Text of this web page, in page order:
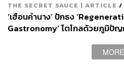
ก่อนเข้าจานหลักเราเบรกด้วย ต้
สูตรโบราณที่คั่วพริก คั่วข่า ก่อน
หอมมากยิ่งขึ้น เราเริ่มสำรับด้วย
คอหมูก่อนย่างบนเตาถ่าน เสิร์ฟ
รีดักชัน และเพิ่มองุ่นแดงลงไปเ
THE SECRET SAUCE | ARTICLE /
‘เฮือนคำนาง’ ปักธง
Gastronomy’ โตไกลด้วยภูมิปั
MORE